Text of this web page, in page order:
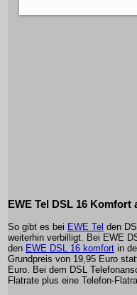
EWE Tel DSL 16 Komfort
So gibt es bei EWE Tel den
weiterhin verbilligt. Bei EWE
den EWE DSL 16 komfort in
Grundpreis von 19,95 Euro
Euro. Bei dem DSL
Flatrate plus eine Telefon-